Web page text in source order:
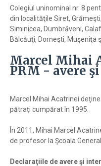
Colegiul uninominal nr. 8
din localităţile Siret,
Siminicea, Dumbrăveni,
Bălcăuţi, Dorneşti, Muşeniţa
Marcel Mihai
PRM - avere
Marcel Mihai Acatrinei
pătraţi cumpărat în 1995.
În 2011, Mihai Marcel
de profesor la Şcoala
Declaraţiile de avere şi